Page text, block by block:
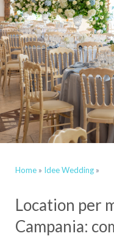
Home » Idee Wedding »
Location per
Campania: